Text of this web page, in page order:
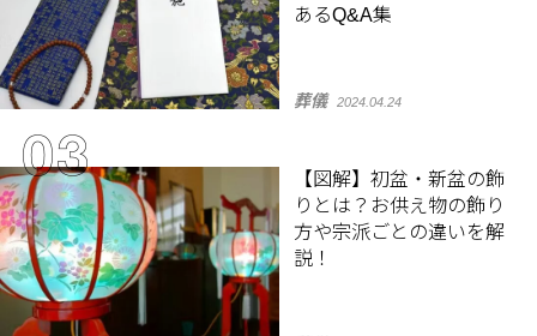
あるQ&A集
葬儀 2024.04.24
【図解】初盆・新盆の飾
りとは？お供え物の飾り
方や宗派ごとの違いを解
説！